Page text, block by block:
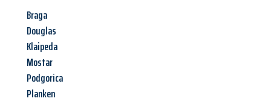
Braga
Douglas
Klaipeda
Mostar
Podgorica
Planken